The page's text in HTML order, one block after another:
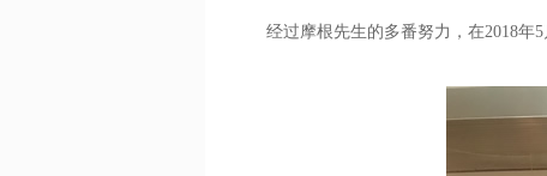
经过摩根先生的多番努力，在2018年5